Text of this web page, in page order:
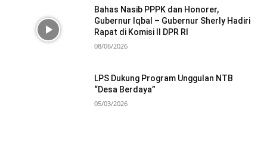
Bahas Nasib PPPK dan Honorer,
Gubernur Iqbal – Gubernur Sherly Hadiri
Rapat di Komisi II DPR RI
08/06/2026
LPS Dukung Program Unggulan NTB
“Desa Berdaya”
05/03/2026